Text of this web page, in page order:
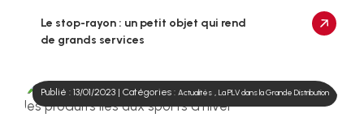
Le stop-rayon : un petit objet qui rend
de grands services
Publié : 13/01/2023 | Catégories : Actualités La PLV dans la Grande Distribution